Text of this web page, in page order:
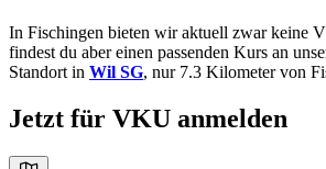
In Fischingen bieten wir aktuell zwar keine
findest du aber einen passenden Kurs an
Standort in Wil SG, nur 7.3 Kilometer von
Jetzt für VKU anmelden